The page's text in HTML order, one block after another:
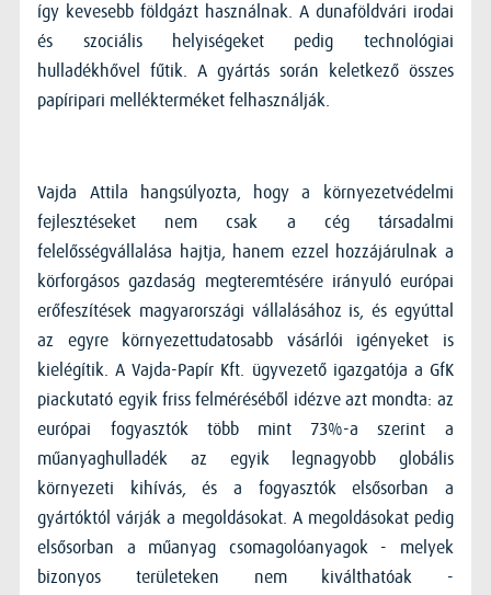
így kevesebb földgázt használnak. A dunaföldvári irodai
és szociális helyiségeket pedig technológiai
hulladékhővel fűtik. A gyártás során keletkező összes
papíripari mellékterméket felhasználják.
Vajda Attila hangsúlyozta, hogy a környezetvédelmi
fejlesztéseket nem csak a cég társadalmi
felelősségvállalása hajtja, hanem ezzel hozzájárulnak a
körforgásos gazdaság megteremtésére irányuló európai
erőfeszítések magyarországi vállalásához is, és egyúttal
az egyre környezettudatosabb vásárlói igényeket is
kielégítik. A Vajda-Papír Kft. ügyvezető igazgatója a GfK
piackutató egyik friss felméréséből idézve azt mondta: az
európai fogyasztók több mint 73%-a szerint a
műanyaghulladék az egyik legnagyobb globális
környezeti kihívás, és a fogyasztók elsősorban a
gyártóktól várják a megoldásokat. A megoldásokat pedig
elsősorban a műanyag csomagolóanyagok - melyek
bizonyos területeken nem kiválthatóak -